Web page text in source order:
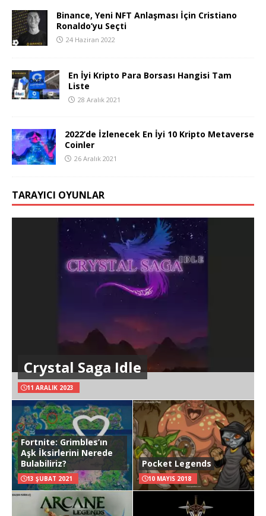
Binance, Yeni NFT Anlaşması İçin Cristiano
Ronaldo’yu Seçti
24 Haziran 2022
En İyi Kripto Para Borsası Hangisi Tam
Liste
28 Aralık 2021
2022’de İzlenecek En İyi 10 Kripto Metaverse
Coinler
26 Aralık 2021
TARAYICI OYUNLAR
Crystal Saga Idle
11 ARALIK 2023
Fortnite: Grimbles’ın
Aşk İksirlerini Nerede
Bulabiliriz?
13 ŞUBAT 2021
Pocket Legends
10 MAYIS 2018